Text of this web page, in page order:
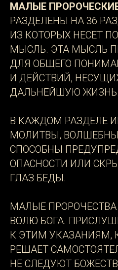
МАЛЫЕ
РАЗДЕЛЕНЫ НА 36
ИЗ КОТОРЫХ НЕСЕТ
МЫСЛЬ. ЭТА МЫСЛЬ
ДЛЯ ОБЩЕГО
И ДЕЙСТВИЙ,
ДАЛЬНЕЙШУЮ ЖИЗНЬ.
В КАЖДОМ РАЗДЕЛЕ
МОЛИТВЫ,
СПОСОБНЫ
ОПАСНОСТИ ИЛИ
ГЛАЗ БЕДЫ.
МАЛЫЕ ПРОРОЧЕСТВА
ВОЛЮ БОГА.
К ЭТИМ
РЕШАЕТ
НЕ СЛЕДУЮТ